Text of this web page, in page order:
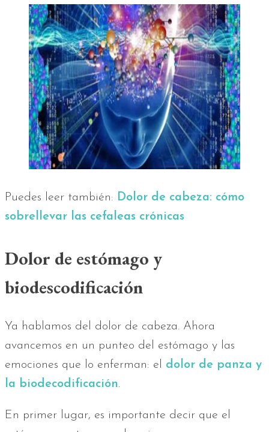
Puedes leer también: Dolor de cabeza: cómo
sobrellevar las cefaleas crónicas
Dolor de estómago y
biodescodificación
Ya hablamos del dolor de cabeza. Ahora
avancemos en un punteo del estómago y las
emociones que lo enferman: el dolor de panza y
la biodecodificación.
En primer lugar, es importante decir que el